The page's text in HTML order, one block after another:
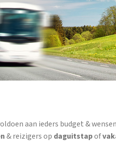
aan ieders budget &
& reizigers op daguitstapof